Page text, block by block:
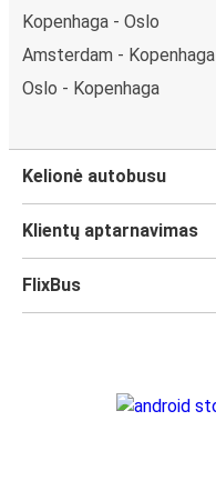
Kopenhaga - Oslo
Amsterdam - Kopenhaga
Oslo - Kopenhaga
Kelionė autobusu
Klientų aptarnavimas
FlixBus